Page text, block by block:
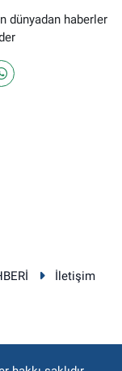
dünyadan haberler
İletişim